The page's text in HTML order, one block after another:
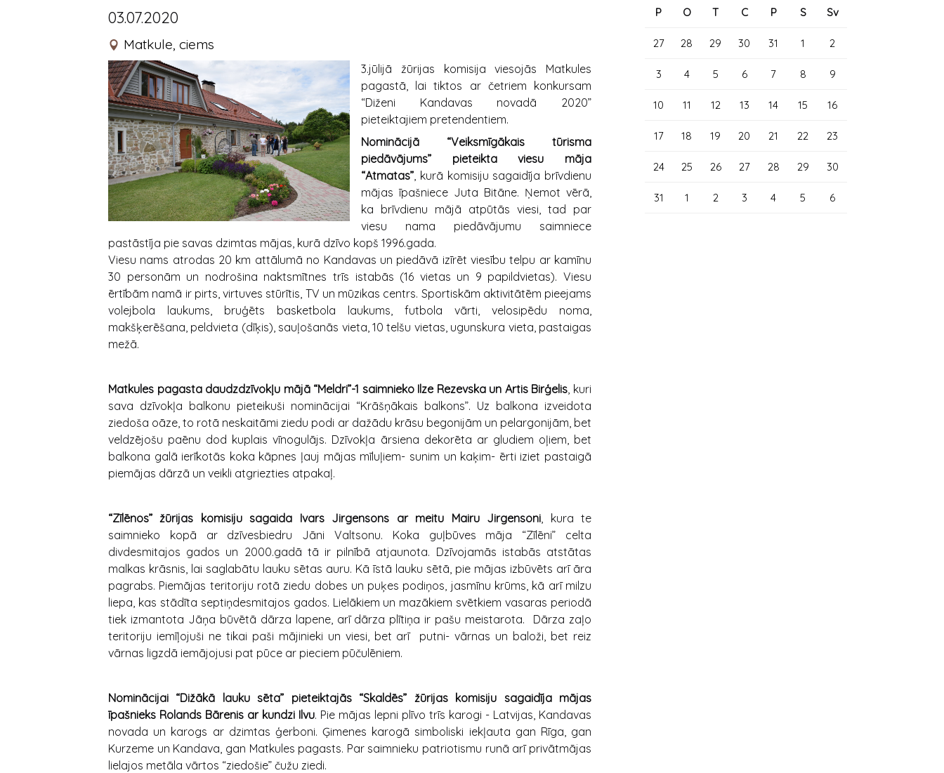
03.07.2020
Matkule, ciems
3.jūlijā žūrijas komisija viesojās Matkules
pagastā, lai tiktos ar četriem konkursam
“Diženi Kandavas novadā 2020”
pieteiktajiem pretendentiem.
Nominācijā “Veiksmīgākais tūrisma
piedāvājums” pieteikta viesu māja
“Atmatas” , kurā komisiju sagaidīja brīvdienu
mājas īpašniece Juta Bitāne. Ņemot vērā,
ka brīvdienu mājā atpūtās viesi, tad par
viesu nama piedāvājumu saimniece
pastāstīja pie savas dzimtas mājas, kurā dzīvo kopš 1996.gada.
Viesu nams atrodas 20 km attālumā no Kandavas un piedāvā izīrēt viesību telpu ar kamīnu
30 personām un nodrošina naktsmītnes trīs istabās (16 vietas un 9 papildvietas). Viesu
ērtībām namā ir pirts, virtuves stūrītis, TV un mūzikas centrs. Sportiskām aktivitātēm pieejams
volejbola laukums, bruģēts basketbola laukums, futbola vārti, velosipēdu noma,
makšķerēšana, peldvieta (dīķis), sauļošanās vieta, 10 telšu vietas, ugunskura vieta, pastaigas
mežā.
Matkules pagasta daudzdzīvokļu mājā “Meldri”-1 saimnieko Ilze Rezevska un Artis Birģelis , kuri
sava dzīvokļa balkonu pieteikuši nominācijai “Krāšņākais balkons”. Uz balkona izveidota
ziedoša oāze, to rotā neskaitāmi ziedu podi ar dažādu krāsu begonijām un pelargonijām, bet
veldzējošu paēnu dod kuplais vīnogulājs. Dzīvokļa ārsiena dekorēta ar gludiem oļiem, bet
balkona galā ierīkotās koka kāpnes ļauj mājas mīluļiem- sunim un kaķim- ērti iziet pastaigā
piemājas dārzā un veikli atgriezties atpakaļ.
“Zīlēnos” žūrijas komisiju sagaida Ivars Jirgensons ar meitu Mairu Jirgensoni , kura te
saimnieko kopā ar dzīvesbiedru Jāni Valtsonu. Koka guļbūves māja “Zīlēni” celta
divdesmitajos gados un 2000.gadā tā ir pilnībā atjaunota. Dzīvojamās istabās atstātas
malkas krāsnis, lai saglabātu lauku sētas auru. Kā īstā lauku sētā, pie mājas izbūvēts arī āra
pagrabs. Piemājas teritoriju rotā ziedu dobes un puķes podiņos, jasmīnu krūms, kā arī milzu
liepa, kas stādīta septiņdesmitajos gados. Lielākiem un mazākiem svētkiem vasaras periodā
tiek izmantota Jāņa būvētā dārza lapene, arī dārza plītiņa ir pašu meistarota. Dārza zaļo
teritoriju iemīļojuši ne tikai paši mājinieki un viesi, bet arī putni- vārnas un baloži, bet reiz
vārnas ligzdā iemājojusi pat pūce ar pieciem pūčulēniem.
Nominācijai “Dižākā lauku sēta” pieteiktajās “Skaldēs” žūrijas komisiju sagaidīja mājas
īpašnieks Rolands Bārenis ar kundzi Ilvu. Pie mājas lepni plīvo trīs karogi - Latvijas, Kandavas
novada un karogs ar dzimtas ģerboni. Ģimenes karogā simboliski iekļauta gan Rīga, gan
Kurzeme un Kandava, gan Matkules pagasts. Par saimnieku patriotismu runā arī privātmājas
lielajos metāla vārtos “ziedošie” čužu ziedi.
P O T C P S Sv
27 28 29 30 31 1 2
3 4 5 6 7 8 9
10 11 12 13 14 15 16
17 18 19 20 21 22 23
24 25 26 27 28 29 30
31 1 2 3 4 5 6